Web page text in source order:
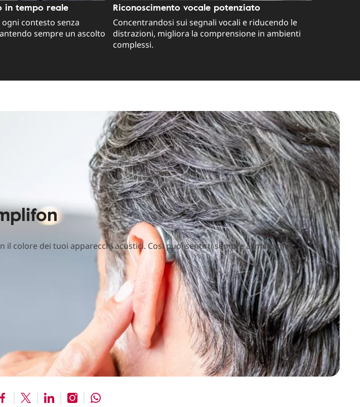
in tempo reale
ogni contesto senza
sempre un ascolto
Riconoscimento vocale potenziato
Concentrandosi sui segnali vocali e riducendo le
distrazioni, migliora la comprensione in ambienti
complessi.
colore dei tuoi apparecchi acustici. Così puoi sentirti sempre al massimo.